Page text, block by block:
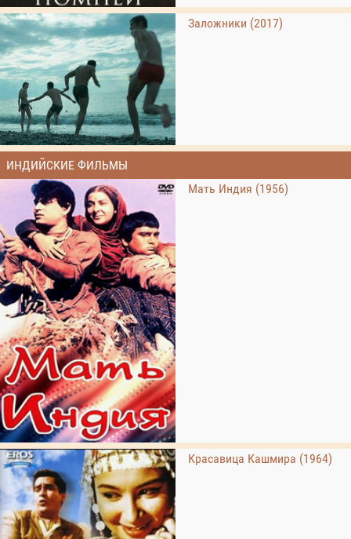
Заложники (2017)
ИНДИЙСКИЕ ФИЛЬМЫ
Мать Индия (1956)
Красавица Кашмира (1964)